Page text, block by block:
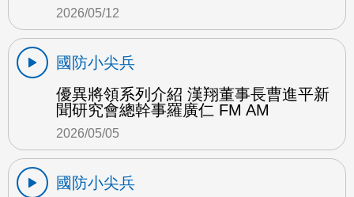
2026/05/12
國防小尖兵
優異將領系列介紹 漢翔董事長曹進平新
聞研究會總幹事羅廣仁 FM AM
2026/05/05
國防小尖兵